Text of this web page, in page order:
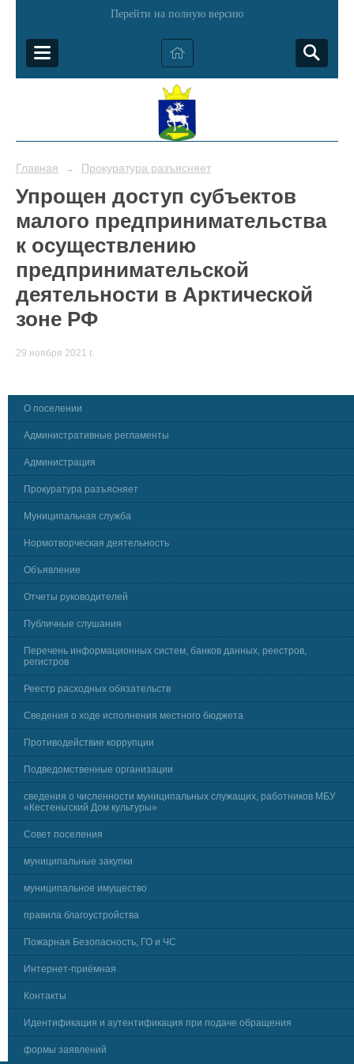
Перейти на полную версию
Главная → Прокуратура разъясняет
Упрощен доступ субъектов
малого предпринимательства
к осуществлению
предпринимательской
деятельности в Арктической
зоне РФ
29 ноября 2021 г.
О поселении
Административные регламенты
Администрация
Прокуратура разъясняет
Муниципальная служба
Нормотворческая деятельность
Объявление
Отчеты руководителей
Публичные слушания
Перечень информационных систем, банков данных, реестров,
регистров
Реестр расходных обязательств
Сведения о ходе исполнения местного бюджета
Противодействие коррупции
Подведомственные организации
сведения о численности муниципальных служащих, работников МБУ
«Кестеньгский Дом культуры»
Совет поселения
муниципальные закупки
муниципальное имущество
правила благоустройства
Пожарная Безопасность, ГО и ЧС
Интернет-приёмная
Контакты
Идентификация и аутентификация при подаче обращения
формы заявлений